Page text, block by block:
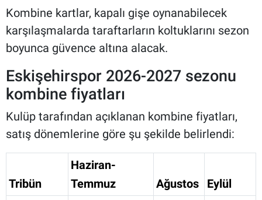
Kombine kartlar, kapalı gişe oynanabilecek
karşılaşmalarda taraftarların koltuklarını sezon
boyunca güvence altına alacak.
Eskişehirspor 2026-2027 sezonu
kombine fiyatları
Kulüp tarafından açıklanan kombine fiyatları,
satış dönemlerine göre şu şekilde belirlendi:
Tribün
Haziran-
Temmuz
Ağustos
Eylül